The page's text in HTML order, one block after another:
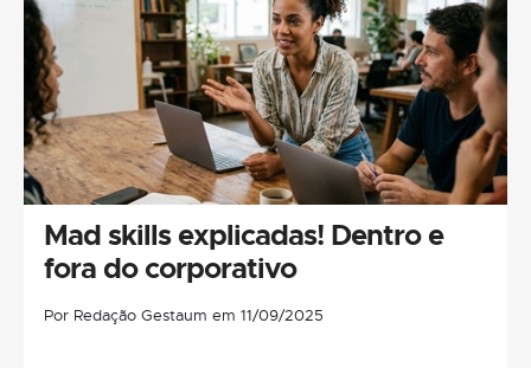
Mad skills explicadas! Dentro e
fora do corporativo
Por Redação Gestaum em 11/09/2025